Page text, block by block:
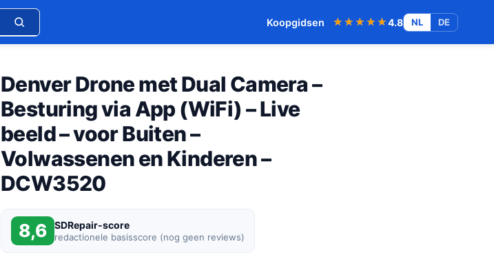
Koopgidsen ★★★★★
★★★★★4.8 NL DE
Denver Drone met Dual Camera –
Besturing via App (WiFi) – Live
beeld – voor Buiten –
Volwassenen en Kinderen –
DCW3520
8,6 SDRepair-score
redactionele basisscore (nog geen reviews)